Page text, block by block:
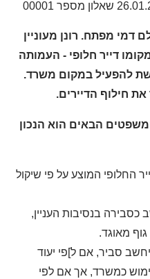
דמי מפתח. רונן מעוניין
דייר חלופי - העמותה
להפעיל במקום משרד.
את חילוף הדיירים.
הבאים הוא הנכון
החלופי המוצע על פי שיקול
בנסיבות העניין,
מאוגד.
סביר, אם ל]פי יעוד
כמשרד, אך אם לפי